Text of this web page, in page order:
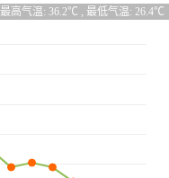
最高气温: 36.2℃ , 最低气温: 26.4℃